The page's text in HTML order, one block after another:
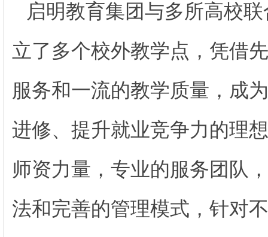
启明教育集团与多所高校
立了多个校外教学点，凭借
服务和一流的教学质量，成
进修、提升就业竞争力的理
师资力量，专业的服务团队
法和完善的管理模式，针对